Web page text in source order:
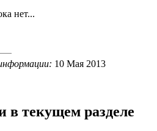
нет...
10 Мая 2013
в текущем разделе